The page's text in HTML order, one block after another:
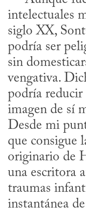
intelectuales
siglo XX,
podría ser
sin
vengativa.
podría reducir
imagen de sí
Desde mi
que consigue
originario de
una escritora
traumas
instantánea